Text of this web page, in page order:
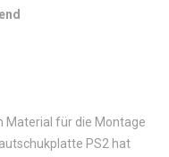
Material für die Montage
PS2 hat